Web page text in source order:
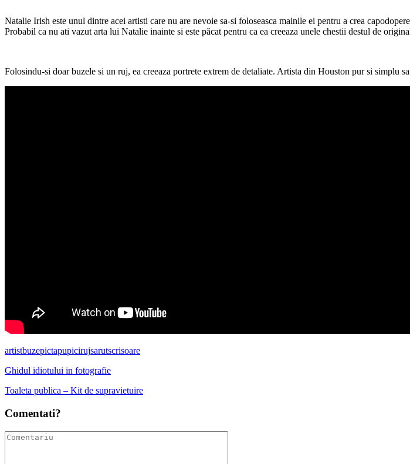
Natalie Irish este unul dintre acei artisti care nu are nevoie sa-si foloseasca mainile ei pentru a crea
Probabil ca nu ati vazut arta lui Natalie inainte si este păcat pentru ca ea creeaza unele chestii destul de
Folosindu-si doar buzele si un ruj, ea creeaza portrete extrem de detaliate. Artista din Houston pur si simplu
artistbuzepictapupicirujsarutscrisoare
Ghidul idiotului in fotografie
Toaleta publica – Kit de supravietuire
Comentati?